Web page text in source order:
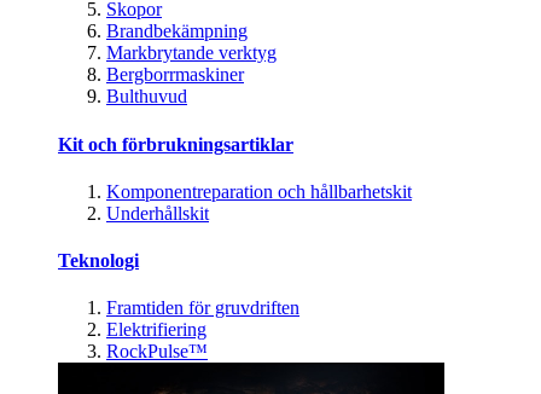
Skopor
Brandbekämpning
Markbrytande verktyg
Bergborrmaskiner
Bulthuvud
Kit och förbrukningsartiklar
Komponentreparation och hållbarhetskit
Underhållskit
Teknologi
Framtiden för gruvdriften
Elektrifiering
RockPulse™